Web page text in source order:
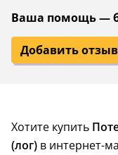
Ваша помощь —
Добавить отзыв
Хотите купить
(лог) в интернет-